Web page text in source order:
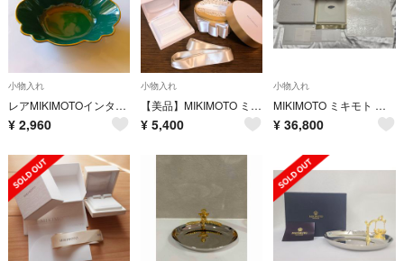
小物入れ
レアMIKIMOTOインターナショナルグリーン金彩フリル縁取りトレイ未使用
¥ 2,960
小物入れ
【美品】MIKIMOTO ミキモト リング 収納ケース 空箱 2点セット
¥ 5,400
小物入れ
MIKIMOTO ミキモト ケース 空箱 ネックレス
¥ 36,800